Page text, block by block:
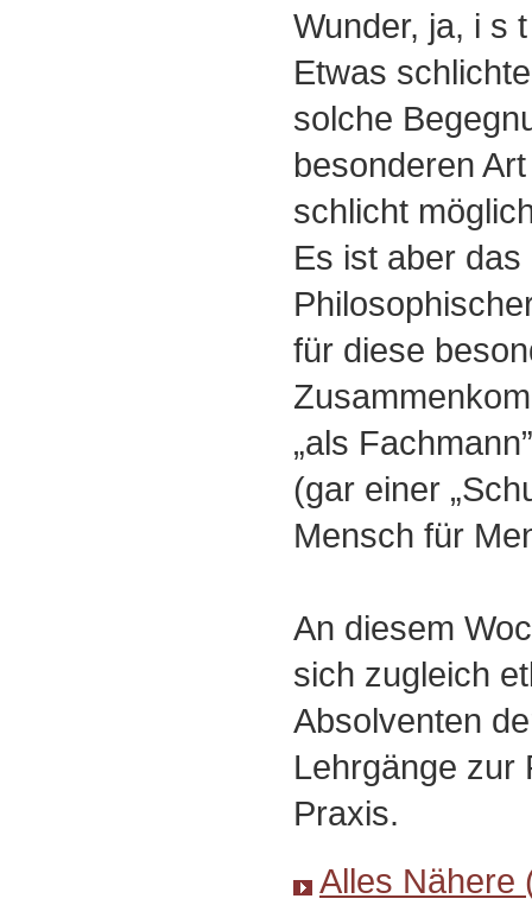
Wunder, ja, i s
Etwas
solche
besonderen
schlicht
Es ist aber das
für diese
„als
(gar einer
Mensch für
An diesem
sich zugleich
Absolventen
Lehrgänge zur
Praxis.
Alles Nähere